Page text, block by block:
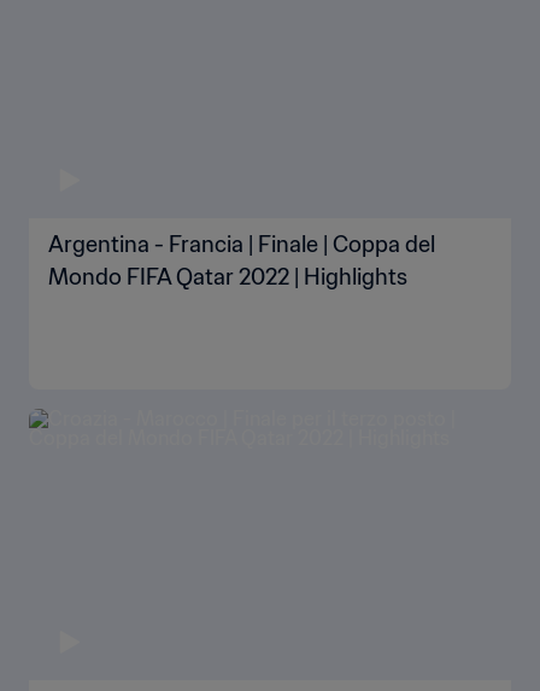
Argentina - Francia | Finale | Coppa del
Mondo FIFA Qatar 2022 | Highlights